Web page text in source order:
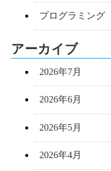
プログラミング
アーカイブ
2026年7月
2026年6月
2026年5月
2026年4月